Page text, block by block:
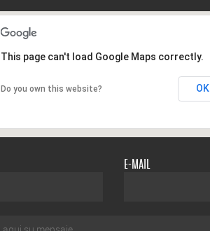
This page can't load Google Maps correctly.
Do you own this website? OK
E-MAIL